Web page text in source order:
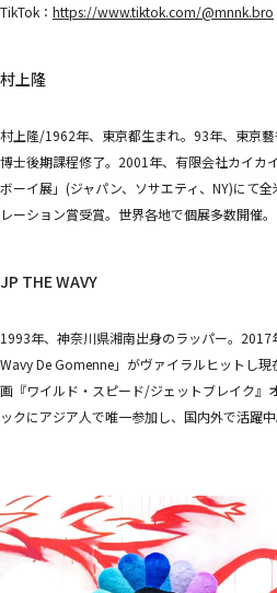
TikTok： https://www.tiktok.com/@mnnk.bro
村上隆
村上隆/1962年、東京都生まれ。93年、東京
博士後期課程修了。2001年、有限会社カイカ
ボーイ展」(ジャパン、ソサエティ、NY)にて
レーション賞受賞。世界各地で個展多数開催。
JP THE WAVY
1993年、神奈川県湘南出身のラッパー。2017
Wavy De Gomenne」がヴァイラルヒットし
画『ワイルド・スピード/ジェットブレイク』
ックにアジア人で唯一参加し、国内外で活躍中